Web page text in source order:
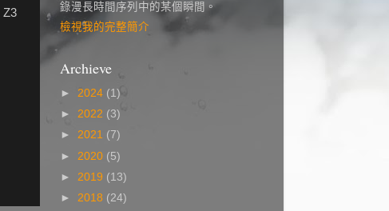
Z3
錄漫長時間序列中的某個瞬間。
檢視我的完整簡介
Archieve
► 2024 (1)
► 2022 (3)
► 2021 (7)
► 2020 (5)
► 2019 (13)
► 2018 (24)